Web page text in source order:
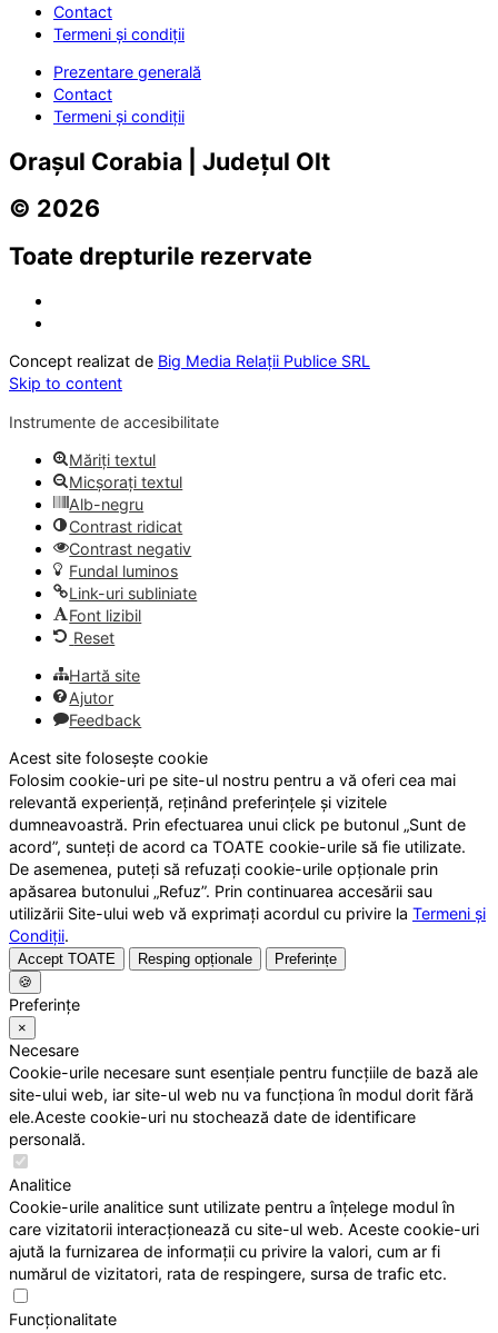
Contact
Termeni și condiții
Prezentare generală
Contact
Termeni și condiții
Orașul Corabia | Județul Olt
© 2026
Toate drepturile rezervate
Concept realizat de Big Media Relații Publice SRL
Skip to content
Instrumente de accesibilitate
Măriți textul
Micșorați textul
Alb-negru
Contrast ridicat
Contrast negativ
Fundal luminos
Link-uri subliniate
Font lizibil
Reset
Hartă site
Ajutor
Feedback
Acest site folosește cookie
Folosim cookie-uri pe site-ul nostru pentru a vă oferi cea mai
relevantă experiență, reținând preferințele și vizitele
dumneavoastră. Prin efectuarea unui click pe butonul „Sunt de
acord”, sunteți de acord ca TOATE cookie-urile să fie utilizate.
De asemenea, puteți să refuzați cookie-urile opționale prin
apăsarea butonului „Refuz”. Prin continuarea accesării sau
utilizării Site-ului web vă exprimați acordul cu privire la Termeni și
Condiții.
Accept TOATE Resping opționale
Preferințe
🍪
Preferințe
×
Necesare
Cookie-urile necesare sunt esențiale pentru funcțiile de bază ale
site-ului web, iar site-ul web nu va funcționa în modul dorit fără
ele.Aceste cookie-uri nu stochează date de identificare
personală.
Analitice
Cookie-urile analitice sunt utilizate pentru a înțelege modul în
care vizitatorii interacționează cu site-ul web. Aceste cookie-uri
ajută la furnizarea de informații cu privire la valori, cum ar fi
numărul de vizitatori, rata de respingere, sursa de trafic etc.
Funcționalitate